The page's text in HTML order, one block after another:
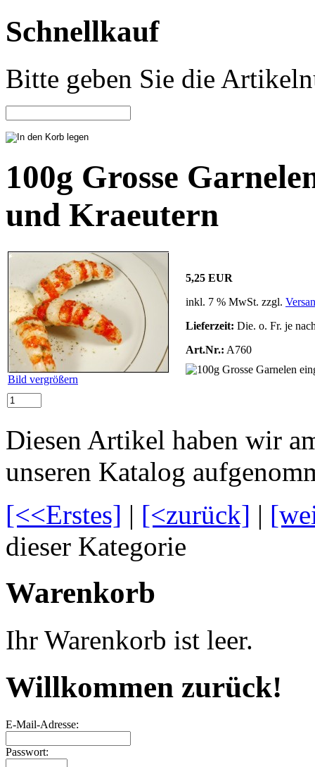
Schnellkauf
Bitte geben Sie die
100g Grosse
und Kraeutern
Bild vergrößern
5,25 EUR
inkl. 7 % MwSt. zzgl.
Lieferzeit: Die. o. Fr. je
Art.Nr.: A760
Diesen Artikel haben wir
unseren Katalog
[<<Erstes] | [<zurück] |
dieser Kategorie
Warenkorb
Ihr Warenkorb ist leer.
Willkommen zurück!
E-Mail-Adresse:
Passwort: